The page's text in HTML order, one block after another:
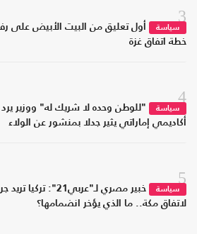
3
سياسة
أول تعليق من البيت الأبيض على
خطة اتفاق غزة
4
سياسة
"للوطن وحده لا شريك له" ووزير
أكاديمي إماراتي يثير جدلا بمنشور عن الولاء
5
سياسة
خبير مصري لـ"عربي21":
لاتفاق مكة.. ما الذي يؤخر انضمامها؟